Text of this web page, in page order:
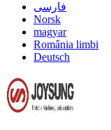
فارسی
Norsk
magyar
România limbi
Deutsch